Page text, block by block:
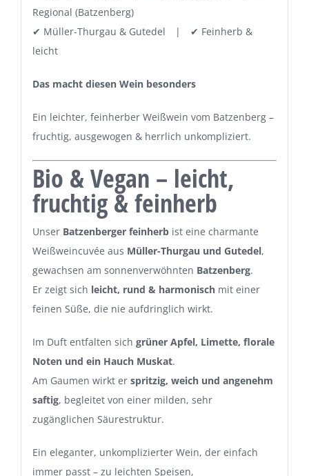
Regional (Batzenberg)
✔ Müller-Thurgau & Gutedel | ✔ Feinherb &
leicht
Das macht diesen Wein besonders
Ein leichter, feinherber Weißwein vom Batzenberg –
fruchtig, ausgewogen & herrlich unkompliziert.
Bio & Vegan – leicht,
fruchtig & feinherb
Unser Batzenberger feinherbist eine charmante
Weißweincuvée aus Müller-Thurgau und Gutedel,
gewachsen am sonnenverwöhnten Batzenberg.
Er zeigt sich leicht, rund & harmonischmit einer
feinen Süße, die nie aufdringlich wirkt.
Im Duft entfalten sich grüner Apfel, Limette, florale
Noten und ein Hauch Muskat.
Am Gaumen wirkt er spritzig, weich und angenehm
saftig, begleitet von einer milden, sehr
zugänglichen Säurestruktur.
Ein eleganter, unkomplizierter Wein, der einfach
immer passt – zu leichten Speisen,